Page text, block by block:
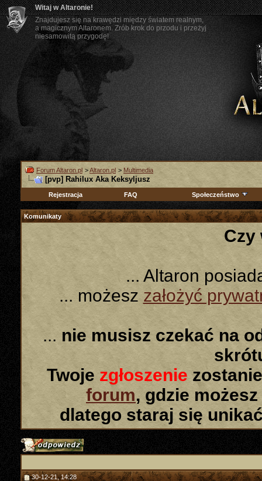
Witaj w Altaronie!
Znajdujesz się na krawędzi między światem realnym,
a magicznym Altaronem. Zrób krok do przodu i przeżyj
niesamowitą przygodę!
Forum Altaron.pl >Altaron.pl > Multimedia
[pvp] Rahilux Aka Keksyljusz
Rejestracja FAQ Społeczeństwo
Komunikaty
Czy
... Altaron
... możeszzałożyć
... nie musisz czekać na
Twoje zgłoszenie
forum, gdzie
dlatego staraj się
30-12-21, 14:28